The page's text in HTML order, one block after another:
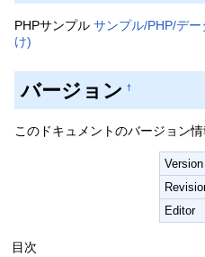
PHPサンプルサンプル/PHP/デ
け)
バージョン †
このドキュメントのバージョン情
Version
Editor
目次